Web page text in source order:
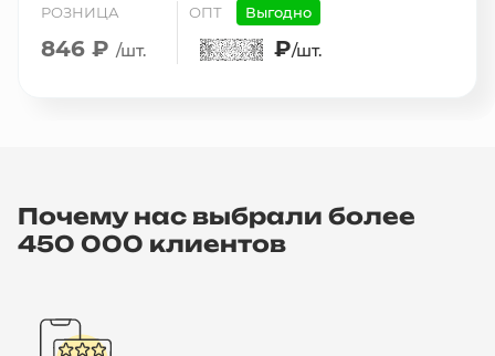
РОЗНИЦА
846 ₽ /шт.
ОПТ Выгодно
₽/шт.
Почему нас выбрали более
450 000 клиентов